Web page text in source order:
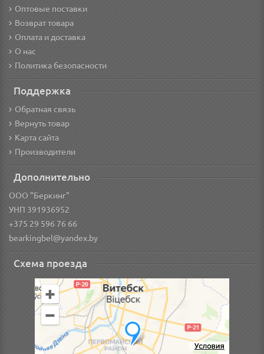
Оптовые поставки
Возврат товара
Оплата и доставка
О нас
Политика безопасности
Поддержка
Обратная связь
Вернуть товар
Карта сайта
Производители
Дополнительно
ООО "Беркинг"
УНП 391936952
+375 29 596 76 66
bearkingbel@yandex.by
Схема проезда